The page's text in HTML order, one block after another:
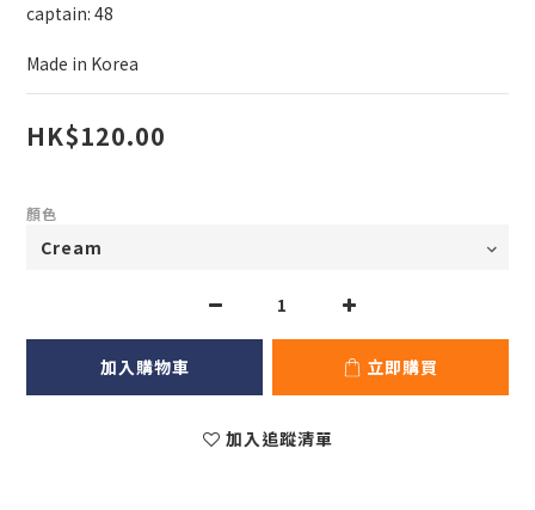
captain: 48
Made in Korea
HK$120.00
顏色
加入購物車 立即購買
加入追蹤清單